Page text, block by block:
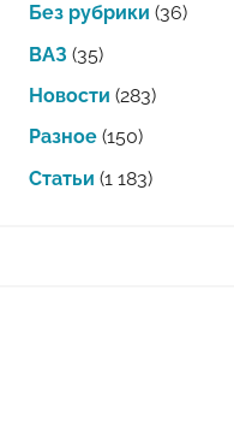
Без рубрики (36)
ВАЗ (35)
Новости (283)
Разное (150)
Статьи (1 183)